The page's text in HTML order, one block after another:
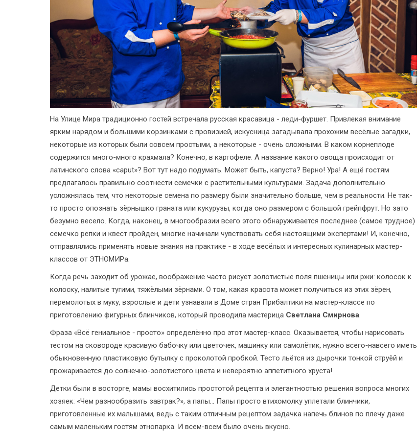
На Улице Мира традиционно гостей встречала русская красавица - леди-фуршет. Привлекая внимание
ярким нарядом и большими корзинками с провизией, искусница загадывала прохожим весёлые загадки,
некоторые из которых были совсем простыми, а некоторые - очень сложными. В каком корнеплоде
содержится много-много крахмала? Конечно, в картофеле. А название какого овоща происходит от
латинского слова «caput»? Вот тут надо подумать. Может быть, капуста? Верно! Ура! А ещё гостям
предлагалось правильно соотнести семечки с растительными культурами. Задача дополнительно
усложнялась тем, что некоторые семена по размеру были значительно больше, чем в реальности. Не так-
то просто опознать зёрнышко граната или кукурузы, когда оно размером с большой грейпфрут. Но зато
безумно весело. Когда, наконец, в многообразии всего этого обнаруживается последнее (самое трудное)
семечко репки и квест пройден, многие начинали чувствовать себя настоящими экспертами! И, конечно,
отправлялись применять новые знания на практике - в ходе весёлых и интересных кулинарных мастер-
классов от ЭТНОМИРа.
Когда речь заходит об урожае, воображение часто рисует золотистые поля пшеницы или ржи: колосок к
колоску, налитые тугими, тяжёлыми зёрнами. О том, какая красота может получиться из этих зёрен,
перемолотых в муку, взрослые и дети узнавали в Доме стран Прибалтики на мастер-классе по
приготовлению фигурных блинчиков, который проводила мастерица Светлана Смирнова.
Фраза «Всё гениальное - просто» определённо про этот мастер-класс. Оказывается, чтобы нарисовать
тестом на сковороде красивую бабочку или цветочек, машинку или самолётик, нужно всего-навсего иметь
обыкновенную пластиковую бутылку с проколотой пробкой. Тесто льётся из дырочки тонкой струёй и
прожаривается до солнечно-золотистого цвета и невероятно аппетитного хруста!
Детки были в восторге, мамы восхитились простотой рецепта и элегантностью решения вопроса многих
хозяек: «Чем разнообразить завтрак?», а папы… Папы просто втихомолку уплетали блинчики,
приготовленные их малышами, ведь с таким отличным рецептом задачка напечь блинов по плечу даже
самым маленьким гостям этнопарка. И всем-всем было очень вкусно.